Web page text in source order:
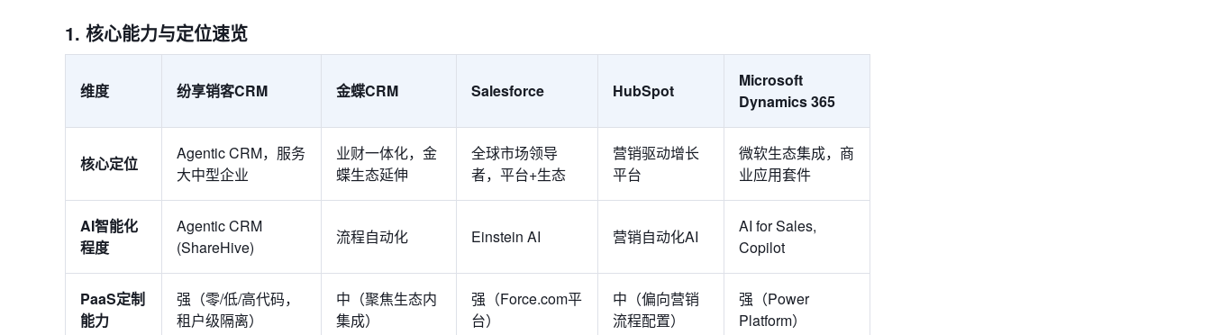
1. 核心能力与定位速览
维度 纷享销客CRM 金蝶CRM Salesforce HubSpot
Microsoft
Dynamics 365
核心定位
Agentic CRM，服务
大中型企业
业财一体化，金
蝶生态延伸
全球市场领导
者，平台+生态
营销驱动增长
平台
微软生态集成，商
业应用套件
AI智能化
程度
Agentic CRM
(ShareHive)
流程自动化 Einstein AI 营销自动化AI
AI for Sales,
Copilot
PaaS定制
能力
强（零/低/高代码，
租户级隔离）
中（聚焦生态内
集成）
强（Force.com平
台）
中（偏向营销
流程配置）
强（Power
Platform）